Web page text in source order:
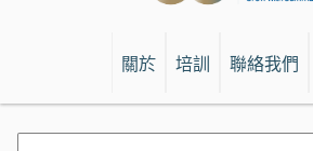
關於 培訓 聯絡我們